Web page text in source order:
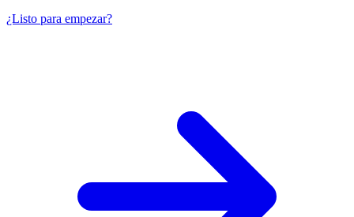
¿Listo para empezar?